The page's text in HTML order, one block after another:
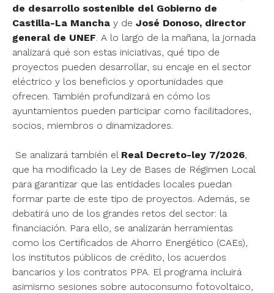
de desarrollo sostenible del Gobierno de
Castilla-La Mancha y de José Donoso, director
general de UNEF . A lo largo de la mañana, la jornada
analizará qué son estas iniciativas, qué tipo de
proyectos pueden desarrollar, su encaje en el sector
eléctrico y los beneficios y oportunidades que
ofrecen. También profundizará en cómo los
ayuntamientos pueden participar como facilitadores,
socios, miembros o dinamizadores.
Se analizará también el Real Decreto-ley 7/2026
que ha modificado la Ley de Bases de Régimen Local
para garantizar que las entidades locales puedan
formar parte de este tipo de proyectos. Además, se
debatirá uno de los grandes retos del sector: la
financiación. Para ello, se analizarán herramientas
como los Certificados de Ahorro Energético (CAEs),
los institutos públicos de crédito, los acuerdos
bancarios y los contratos PPA. El programa incluirá
asimismo sesiones sobre autoconsumo fotovoltaico,